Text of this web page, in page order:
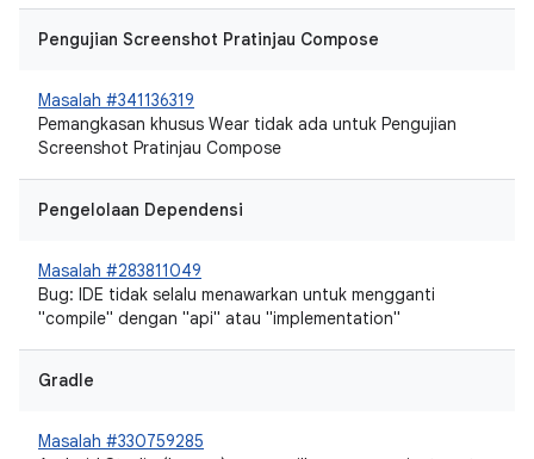
Pengujian Screenshot Pratinjau Compose
Masalah #341136319
Pemangkasan khusus Wear tidak ada untuk Pengujian
Screenshot Pratinjau Compose
Pengelolaan Dependensi
Masalah #283811049
Bug: IDE tidak selalu menawarkan untuk mengganti
"compile" dengan "api" atau "implementation"
Gradle
Masalah #330759285